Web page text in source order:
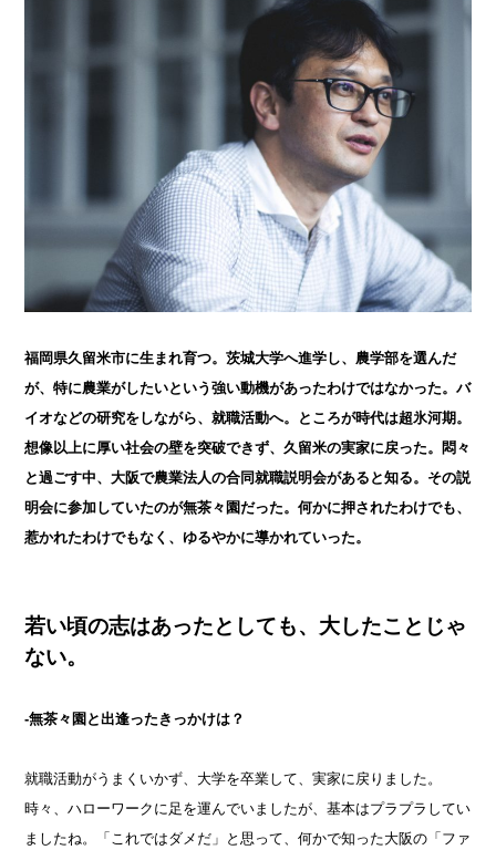
福岡県久留米市に生まれ育つ。茨城大学へ進学し、農学部を選んだ
が、特に農業がしたいという強い動機があったわけではなかった。バ
イオなどの研究をしながら、就職活動へ。ところが時代は超氷河期。
想像以上に厚い社会の壁を突破できず、久留米の実家に戻った。悶々
と過ごす中、大阪で農業法人の合同就職説明会があると知る。その説
明会に参加していたのが無茶々園だった。何かに押されたわけでも、
惹かれたわけでもなく、ゆるやかに導かれていった。
若い頃の志はあったとしても、大したことじゃ
ない。
-無茶々園と出逢ったきっかけは？
就職活動がうまくいかず、大学を卒業して、実家に戻りました。
時々、ハローワークに足を運んでいましたが、基本はプラプラしてい
ましたね。「これではダメだ」と思って、何かで知った大阪の「ファ